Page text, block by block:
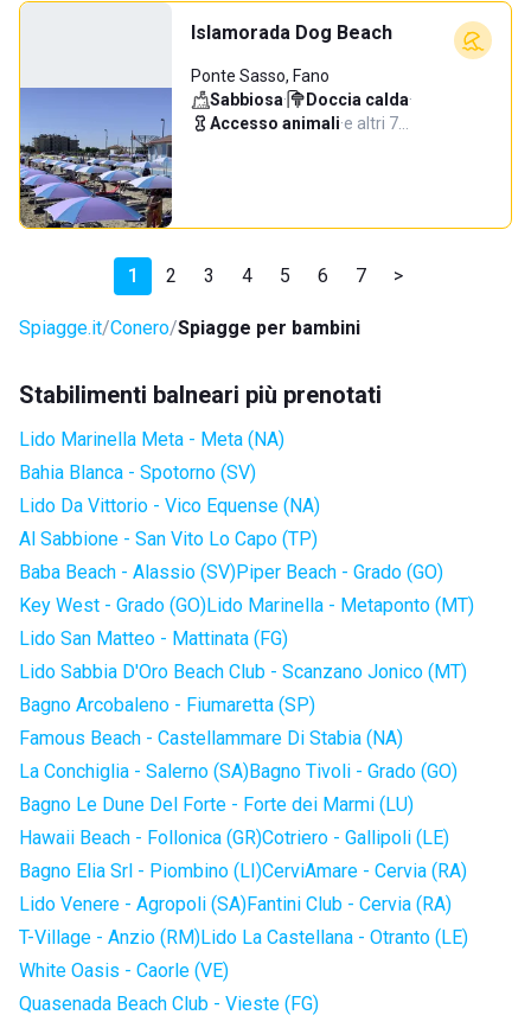
Islamorada Dog Beach
Ponte Sasso, Fano
Sabbiosa· Doccia calda·
Accesso animali·e altri 7…
1 2 3 4 5 6 7 >
Spiagge.it Conero Spiagge per bambini
Stabilimenti balneari più prenotati
Lido Marinella Meta - Meta (NA)
Bahia Blanca - Spotorno (SV)
Lido Da Vittorio - Vico Equense (NA)
Al Sabbione - San Vito Lo Capo (TP)
Baba Beach - Alassio (SV)Piper Beach - Grado (GO)
Key West - Grado (GO)Lido Marinella - Metaponto (MT)
Lido San Matteo - Mattinata (FG)
Lido Sabbia D'Oro Beach Club - Scanzano Jonico (MT)
Bagno Arcobaleno - Fiumaretta (SP)
Famous Beach - Castellammare Di Stabia (NA)
La Conchiglia - Salerno (SA)Bagno Tivoli - Grado (GO)
Bagno Le Dune Del Forte - Forte dei Marmi (LU)
Hawaii Beach - Follonica (GR)Cotriero - Gallipoli (LE)
Bagno Elia Srl - Piombino (LI)CerviAmare - Cervia (RA)
Lido Venere - Agropoli (SA)Fantini Club - Cervia (RA)
T-Village - Anzio (RM)Lido La Castellana - Otranto (LE)
White Oasis - Caorle (VE)
Quasenada Beach Club - Vieste (FG)